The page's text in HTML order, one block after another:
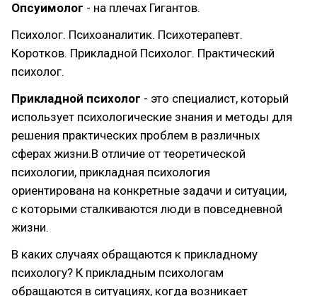
Опсуимолог - на плечах Гигантов.
Психолог. Психоаналитик. Психотерапевт.
Коротков. Прикладной Психолог. Практический
психолог.
Прикладной психолог - это специалист, который
использует психологические знания и методы для
решения практических проблем в различных
сферах жизни.В отличие от теоретической
психологии, прикладная психология
ориентирована на конкретные задачи и ситуации,
с которыми сталкиваются люди в повседневной
жизни.
В каких случаях обращаются к прикладному
психологу? К прикладным психологам
обращаются в ситуациях, когда возникает